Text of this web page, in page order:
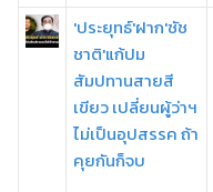
'ประยุทธ์'ฝาก'ชัช
ชาติ'แก้ปม
สัมปทานสายสี
เขียว เปลี่ยนผู้ว่าฯ
ไม่เป็นอุปสรรค ถ้า
คุยกันก็จบ